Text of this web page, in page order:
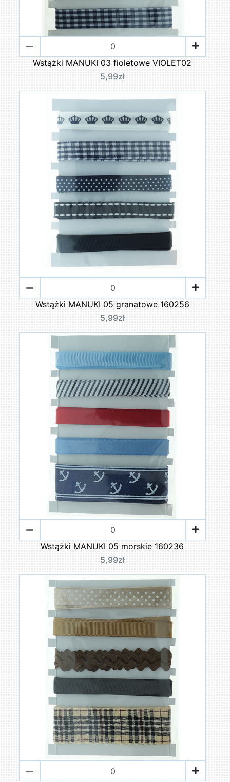
Wstążki MANUKI 03 fioletowe VIOLET02
5,99zł
Wstążki MANUKI 05 granatowe 160256
5,99zł
Wstążki MANUKI 05 morskie 160236
5,99zł